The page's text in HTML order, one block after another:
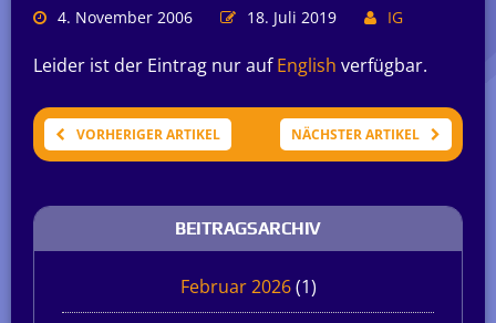
4. November 2006 18. Juli 2019 IG
Leider ist der Eintrag nur aufEnglish verfügbar.
VORHERIGER ARTIKEL NÄCHSTER ARTIKEL
BEITRAGSARCHIV
Februar 2026(1)